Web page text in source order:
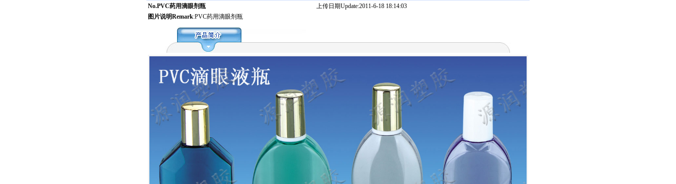
No.PVC药用滴眼剂瓶
上传日期Update:2011-6-18 18:14:03
图片说明Remark:PVC药用滴眼剂瓶